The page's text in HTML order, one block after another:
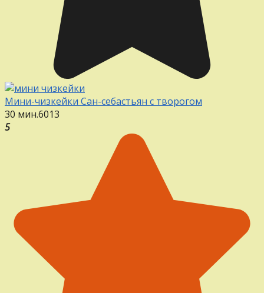
Мини-чизкейки Сан-себастьян с творогом
30 мин.6013
5